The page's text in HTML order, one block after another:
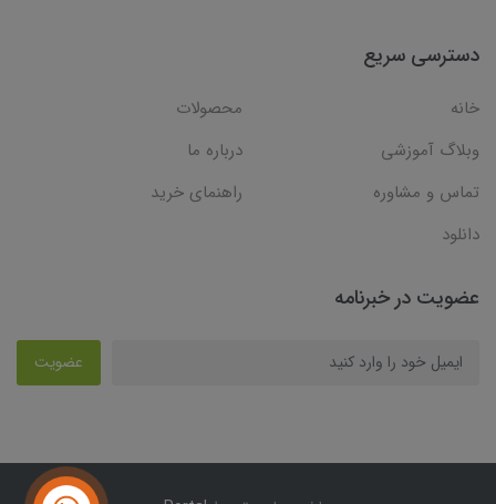
دسترسی سریع
خانه
محصولات
وبلاگ آموزشی
درباره ما
تماس و مشاوره
راهنمای خرید
دانلود
عضویت در خبرنامه
عضویت